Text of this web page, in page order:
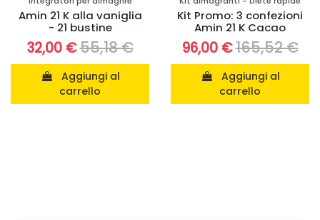
Amin 21 K alla vaniglia
- 21 bustine
32,00 €55,18 €
carrello
Kit Promo: 3 confezioni
Amin 21 K Cacao
96,00 €165,52 €
carrello